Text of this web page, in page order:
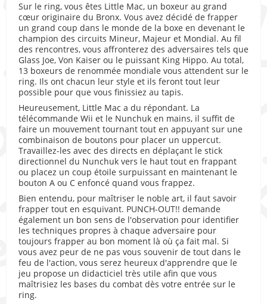
Sur le ring, vous êtes Little Mac, un boxeur au grand
cœur originaire du Bronx. Vous avez décidé de frapper
un grand coup dans le monde de la boxe en devenant le
champion des circuits Mineur, Majeur et Mondial. Au fil
des rencontres, vous affronterez des adversaires tels que
Glass Joe, Von Kaiser ou le puissant King Hippo. Au total,
13 boxeurs de renommée mondiale vous attendent sur le
ring. Ils ont chacun leur style et ils feront tout leur
possible pour que vous finissiez au tapis.
Heureusement, Little Mac a du répondant. La
télécommande Wii et le Nunchuk en mains, il suffit de
faire un mouvement tournant tout en appuyant sur une
combinaison de boutons pour placer un uppercut.
Travaillez-les avec des directs en déplaçant le stick
directionnel du Nunchuk vers le haut tout en frappant
ou placez un coup étoile surpuissant en maintenant le
bouton A ou C enfoncé quand vous frappez.
Bien entendu, pour maîtriser le noble art, il faut savoir
frapper tout en esquivant. PUNCH-OUT!! demande
également un bon sens de l'observation pour identifier
les techniques propres à chaque adversaire pour
toujours frapper au bon moment là où ça fait mal. Si
vous avez peur de ne pas vous souvenir de tout dans le
feu de l'action, vous serez heureux d'apprendre que le
jeu propose un didacticiel très utile afin que vous
maîtrisiez les bases du combat dès votre entrée sur le
ring.